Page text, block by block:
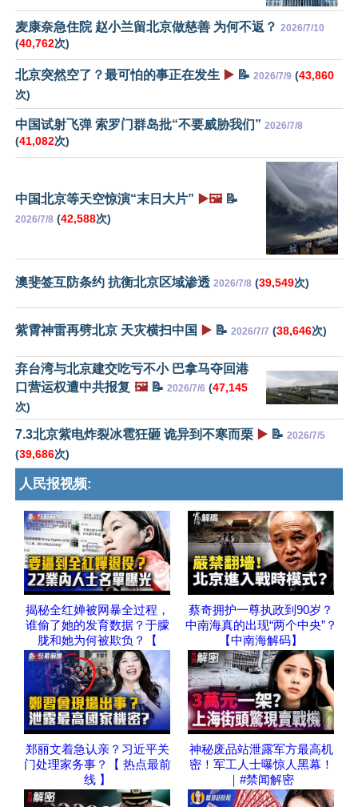
麦康奈急住院 赵小兰留北京做慈善 为何不返？ 2026/7/10
(40,762次)
北京突然空了？最可怕的事正在发生 ▶️ 📝 2026/7/9 (43,860
次)
中国试射飞弹 索罗门群岛批“不要威胁我们” 2026/7/8
(41,082次)
中国北京等天空惊演“末日大片” ▶️🖼️📝
2026/7/8 (42,588次)
澳斐签互防条约 抗衡北京区域渗透 2026/7/8 (39,549次)
紫霄神雷再劈北京 天灾横扫中国 ▶️ 📝 2026/7/7 (38,646次)
弃台湾与北京建交吃亏不小 巴拿马夺回港
口营运权遭中共报复 🖼️📝 2026/7/6 (47,145
次)
7.3北京紫电炸裂冰雹狂砸 诡异到不寒而栗 ▶️ 📝 2026/7/5
(39,686次)
人民报视频:
揭秘全红婵被网暴全过程，
谁偷了她的发育数据？于朦
胧和她为何被欺负？【
蔡奇拥护一尊执政到90岁？
中南海真的出现“两个中央”？
【中南海解码】
郑丽文着急认亲？习近平关
门处理家务事？【 热点最前
线 】
神秘废品站泄露军方最高机
密！军工人士曝惊人黑幕！
｜#禁闻解密